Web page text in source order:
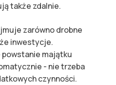
także zdalnie.
zarówno drobne
inwestycje.
majątku
- nie trzeba
czynności.